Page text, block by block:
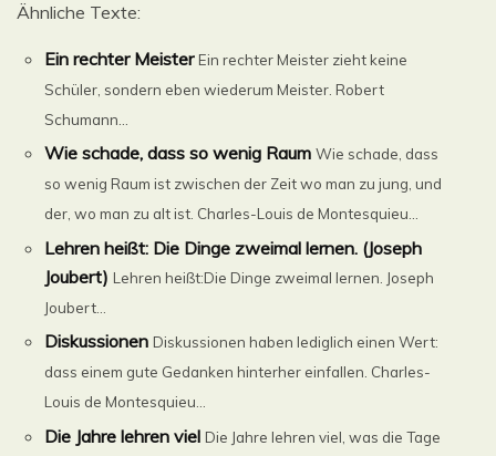
Ähnliche Texte:
Ein rechter Meister Ein rechter Meister zieht keine
Schüler, sondern eben wiederum Meister. Robert
Schumann...
Wie schade, dass so wenig Raum Wie schade, dass
so wenig Raum ist zwischen der Zeit wo man zu jung, und
der, wo man zu alt ist. Charles-Louis de Montesquieu...
Lehren heißt: Die Dinge zweimal lernen. (Joseph
Joubert) Lehren heißt:Die Dinge zweimal lernen. Joseph
Joubert...
Diskussionen Diskussionen haben lediglich einen Wert:
dass einem gute Gedanken hinterher einfallen. Charles-
Louis de Montesquieu...
Die Jahre lehren viel Die Jahre lehren viel, was die Tage